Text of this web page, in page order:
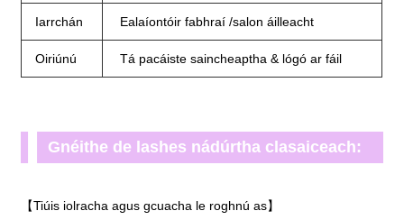
Iarrchán Ealaíontóir fabhraí /salon áilleacht
Oiriúnú Tá pacáiste saincheaptha & lógó ar fáil
Gnéithe de lashes nádúrtha clasaiceach:
【Tiúis iolracha agus gcuacha le roghnú as】